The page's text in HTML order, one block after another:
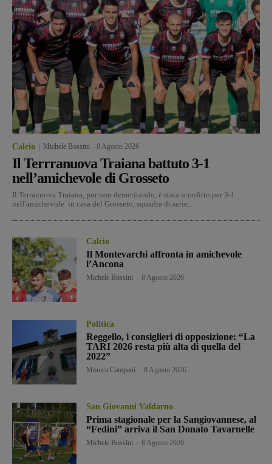
Calcio Michele Bossini 8 Agosto 2026
Il Terrranuova Traiana battuto 3-1
nell’amichevole di Grosseto
Il Terranuova Traiana, pur non demeritando, è stata sconfitto per 3-1
nell'amichevole in casa del Grosseto, squadra di serie...
Calcio
Il Montevarchi affronta in amichevole
l’Ancona
Michele Bossini 8 Agosto 2026
Politica
Reggello, i consiglieri di opposizione: “La
TARI 2026 resta più alta di quella del
2022”
Monica Campani 8 Agosto 2026
San Giovanni Valdarno
Prima stagionale per la Sangiovannese, al
“Fedini” arriva il San Donato Tavarnelle
Michele Bossini 8 Agosto 2026